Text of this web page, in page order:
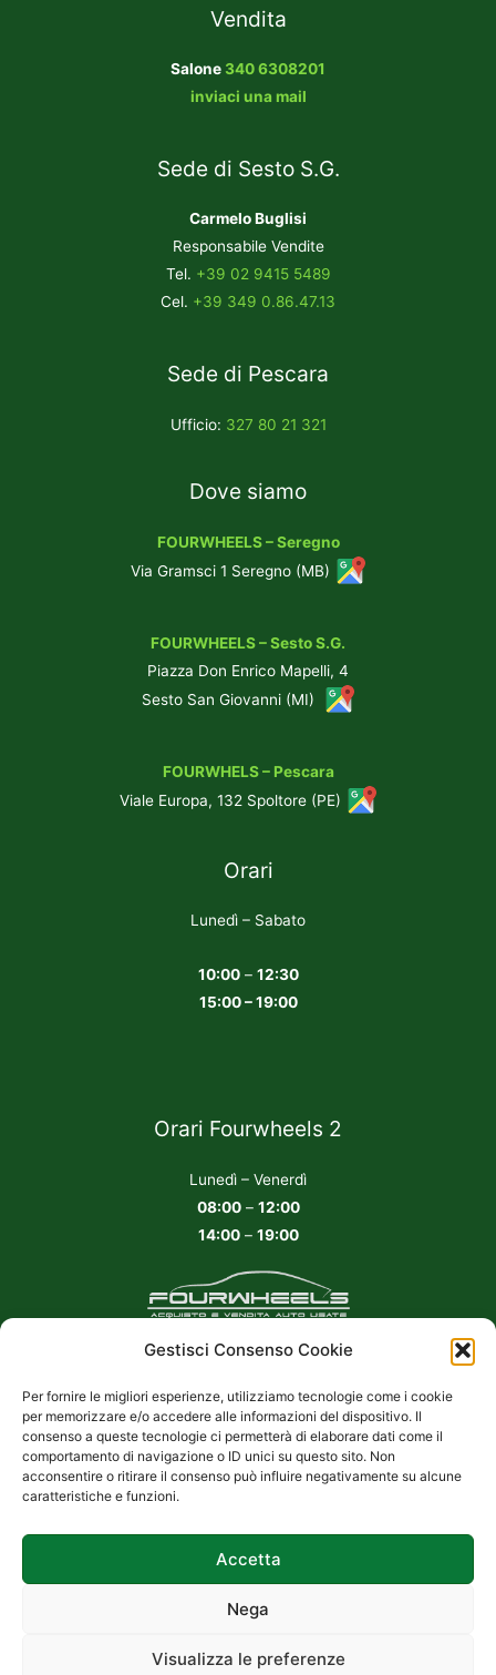
Gestisci Consenso Cookie
Per fornire le migliori esperienze, utilizziamo tecnologie come i cookie
per memorizzare e/o accedere alle informazioni del dispositivo. Il
consenso a queste tecnologie ci permetterà di elaborare dati come il
comportamento di navigazione o ID unici su questo sito. Non
acconsentire o ritirare il consenso può influire negativamente su alcune
caratteristiche e funzioni.
Accetta
Nega
Visualizza le preferenze
Vendita
Salone 340 6308201
inviaci una mail
Sede di Sesto S.G.
Carmelo Buglisi
Responsabile Vendite
Tel. +39 02 9415 5489
Cel. +39 349 0.86.47.13
Sede di Pescara
Ufficio: 327 80 21 321
Dove siamo
FOURWHEELS – Seregno
Via Gramsci 1 Seregno (MB)
FOURWHEELS – Sesto S.G.
Piazza Don Enrico Mapelli, 4
Sesto San Giovanni (MI)
FOURWHELS – Pescara
Viale Europa, 132 Spoltore (PE)
Orari
Lunedì – Sabato
10:00– 12:30
15:00 – 19:00
Orari Fourwheels 2
Lunedì – Venerdì
08:00– 12:00
14:00– 19:00
Cookie Policy UE Privacy Policy
Fourwheels srl
Viale Santuario, 20 20831
Seregno (MB)
P.IVA 11660040962
Copyright © 2026 Fourwheels Automobili
Sito realizzato da
Effegweb